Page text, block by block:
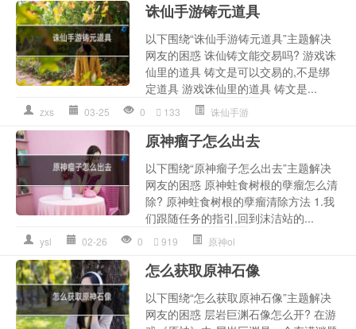
诛仙手游铸元道具
以下围绕“诛仙手游铸元道具”主题解决
网友的困惑 诛仙铸文能交易吗? 游戏诛
仙里的道具 铸文是可以交易的,不是绑
定道具 游戏诛仙里的道具 铸文是...
zxs 03-25 0 133 诛仙手游
原神瘤子怎么出去
以下围绕“原神瘤子怎么出去”主题解决
网友的困惑 原神蛀食树根的孽瘤怎么清
除? 原神蛀食树根的孽瘤清除方法 1.我
们跟随任务的指引,回到沫洁站的...
ysl 02-26 0 919 原神ol
怎么获取原神石像
以下围绕“怎么获取原神石像”主题解决
网友的困惑 层岩巨渊石像怎么开? 在游